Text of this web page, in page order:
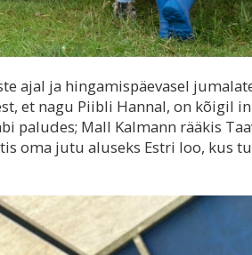
ajal ja hingamispäevasel
et nagu Piibli Hannal, on kõigil
paludes; Mall Kalmann rääkis
oma jutu aluseks Estri loo, kus